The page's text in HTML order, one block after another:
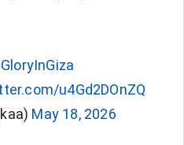
u4Gd2DOnZQ
May 18, 2026